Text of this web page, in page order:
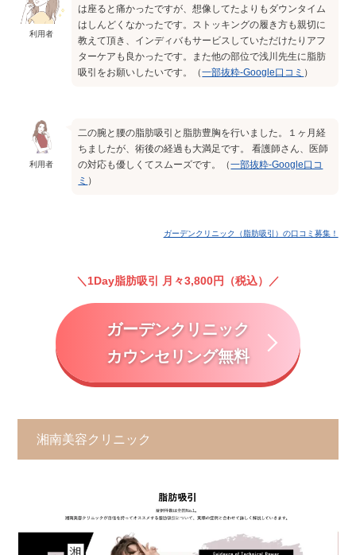
利用者
は座ると痛かったですが、想像してたよりもダウンタイム
はしんどくなかったです。ストッキングの履き方も親切に
教えて頂き、インディバもサービスしていただけたりアフ
ターケアも良かったです。また他の部位で浅川先生に脂肪
吸引をお願いしたいです。（一部抜粋-Google口コミ ）
利用者
二の腕と腰の脂肪吸引と脂肪豊胸を行いました。１ヶ月経
ちましたが、術後の経過も大満足です。 看護師さん、医師
の対応も優しくてスムーズです。（一部抜粋-Google口コ
ミ ）
ガーデンクリニック（脂肪吸引）の口コミ募集！
1Day脂肪吸引 月々3,800円（税込）
ガーデンクリニック
カウンセリング無料
湘南美容クリニック